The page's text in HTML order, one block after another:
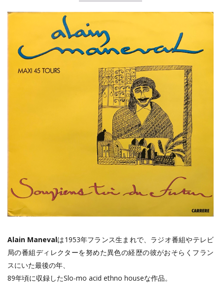
Alain Manevalは1953年フランス生まれで、ラジオ番組やテレビ
局の番組ディレクターを努めた異色の経歴の彼がおそらくフラン
スにいた最後の年、
89年頃に収録したSlo-mo acid ethno houseな作品。